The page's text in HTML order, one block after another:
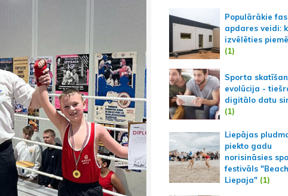
Populārākie
apdares veidi:
izvēlēties
(1)
Sporta
evolūcija -
digitālo datu
(1)
Liepājas
piekto gadu
norisināsies
festivāls
Liepaja"(1)